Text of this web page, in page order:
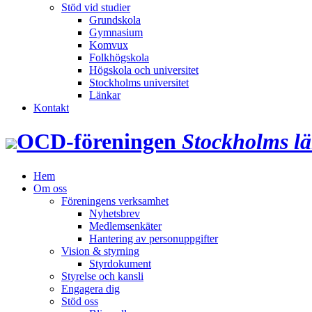
Stöd vid studier
Grundskola
Gymnasium
Komvux
Folkhögskola
Högskola och universitet
Stockholms universitet
Länkar
Kontakt
OCD‑föreningen Stockholms
Hem
Om oss
Föreningens verksamhet
Nyhetsbrev
Medlemsenkäter
Hantering av personuppgifter
Vision & styrning
Styrdokument
Styrelse och kansli
Engagera dig
Stöd oss